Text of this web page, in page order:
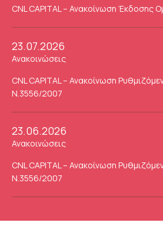
CNL CAPITAL – Ανακοίνωση Έκδοσης
23.07.2026
Ανακοινώσεις
CNL CAPITAL – Ανακοίνωση
Ν.3556/2007
23.06.2026
Ανακοινώσεις
CNL CAPITAL – Ανακοίνωση
Ν.3556/2007